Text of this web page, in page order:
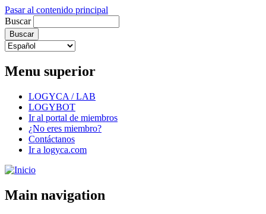
Pasar al contenido principal
Buscar
Menu superior
LOGYCA / LAB
LOGYBOT
Ir al portal de miembros
¿No eres miembro?
Contáctanos
Ir a logyca.com
Main navigation